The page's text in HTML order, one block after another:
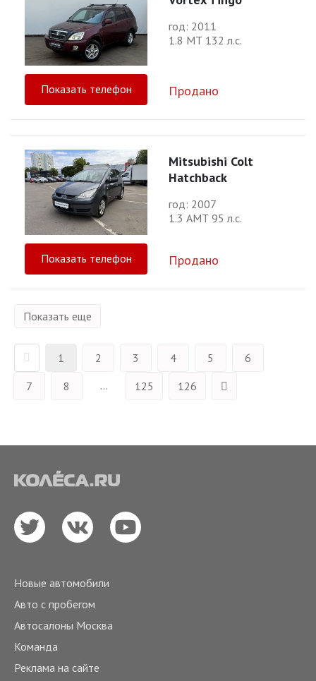
год: 2011
1.8 МТ 132 л.с.
Показать телефон Продано
Mitsubishi Colt
Hatchback
год: 2007
1.3 АМТ 95 л.с.
Показать телефон Продано
Показать еще
1 2 3 4 5
6
7
8 ... 125 126
Новые автомобили
Авто с пробегом
Автосалоны Москва
Команда
Реклама на сайте